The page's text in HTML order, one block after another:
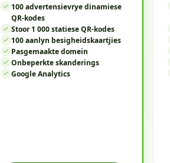
100 advertensievrye dinamiese
QR-kodes
Stoor 1 000 statiese QR-kodes
100 aanlyn besigheidskaartjies
Pasgemaakte domein
Onbeperkte skanderings
Google Analytics